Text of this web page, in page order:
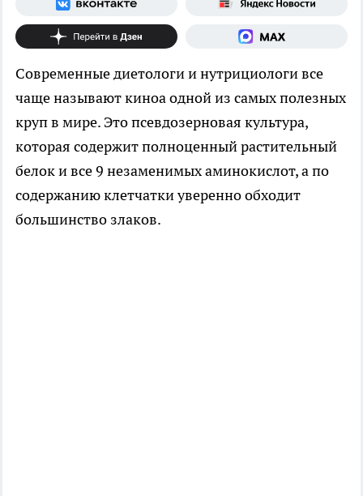
Современные диетологи и нутрициологи все
чаще называют киноа одной из самых полезных
круп в мире. Это псевдозерновая культура,
которая содержит полноценный растительный
белок и все 9 незаменимых аминокислот, а по
содержанию клетчатки уверенно обходит
большинство злаков.